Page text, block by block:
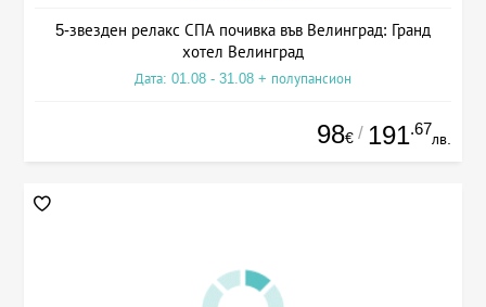
5-звезден релакс СПА почивка във Велинград: Гранд
хотел Велинград
Дата: 01.08 - 31.08 + полупансион
98€ / 191.67
лв.